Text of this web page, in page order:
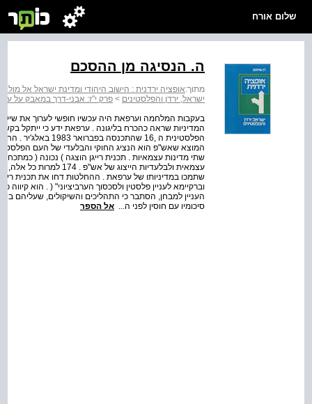
שלום אורח
ה. הנסיגה מן ההסכם
מתוך:אופציה ירדנית : הישוב היהודי ומדינת ישראל אל
ישראל, ירדן והפלסטינים > פרק י"ז: אבני-דרך במאבק על
בעקבות המלחמה וערפאת היה עכשיו חופשי לערוך את
המדיניות שראה כהכרח בל­יגונה . ערפאת ידע כי ייתקל
הפלסטינית ה­ ,16
המוצא שאש"פ הוא הנציג החוקי והבלעדי של העם
שתי מדינות עצמאיות . תכנית רייגן הוצגה ) נכונה (
עצמאית ולבלעדיות
שתמכו במדיניותו של ערפאת . ההחלטות דחו את תכנית
ובר­קיימא לעניין פלסטין ולסכסוך הערבי­ציוני" ( . הוא
העניין למבחן, הסתבר כי התהליכים והשיקולים, שעליהם
סיכומיו עם חוסין לפני ה... אל הספר